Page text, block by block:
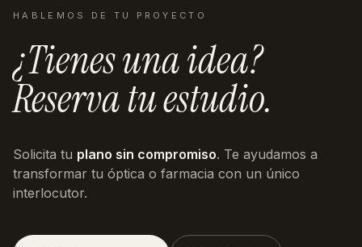
HABLEMOS DE TU PROYECTO
¿Tienes una idea?
Reserva tu estudio.
Solicita tu plano sin compromiso. Te ayudamos a
transformar tu óptica o farmacia con un único
interlocutor.